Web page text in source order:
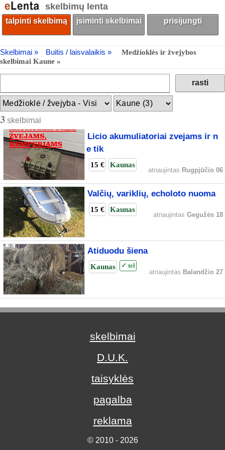
skelbimų lenta
talpinti skelbimą įsiminti skelbimai prisijungti
Skelbimai » Buitis / laisvalaikis »
Medžioklės ir žvejybos
skelbimai Kaune »
3 skelbimai
Licio akumuliatoriai zvejams ir n
e tik
15 € Kaunas
atnaujintas Rugpjūčio 06
Valčių, variklių, echoloto nuoma
15 € Kaunas
atnaujintasGegužės 18
Atiduodu šiena
Kaunas ✓ tel
atnaujintas Balandžio 27
skelbimai
D.U.K.
taisyklės
pagalba
reklama
© 2010 - 2026